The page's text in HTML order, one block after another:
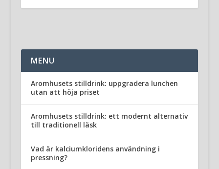
MENU
Aromhusets stilldrink: uppgradera lunchen
utan att höja priset
Aromhusets stilldrink: ett modernt alternativ
till traditionell läsk
Vad är kalciumkloridens användning i
pressning?